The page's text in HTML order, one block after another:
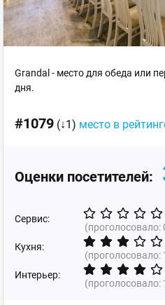
Grandal - место для обеда или
дня.
#1079 (↓1) место в
Оценки посетителей:
Сервис:
(проголосовало:
Кухня:
(проголосовало:
Интерьер:
(проголосовало: